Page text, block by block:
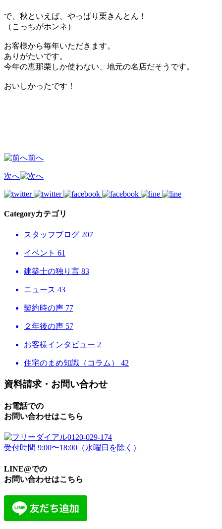
で、秋といえば、やっぱり栗きんとん！
（こっちがホンネ）
お客様から毎年いただきます。
ありがたいです。
今年の恵那栗しか使わない、地元の名店だそうです。
おいしかったです！
前へ
次へ
Categoryカテゴリ
スタッフブログ 207
イベント 61
建築士の独り言 83
ニュース 43
契約時の声 77
２年後の声 57
お客様インタビュー 2
住宅のまめ知識（コラム） 42
資料請求・お問い合わせ
お電話での
お問い合わせはこちら
0120-029-174
受付時間 9:00〜18:00（水曜日を除く）
LINE@での
お問い合わせはこちら